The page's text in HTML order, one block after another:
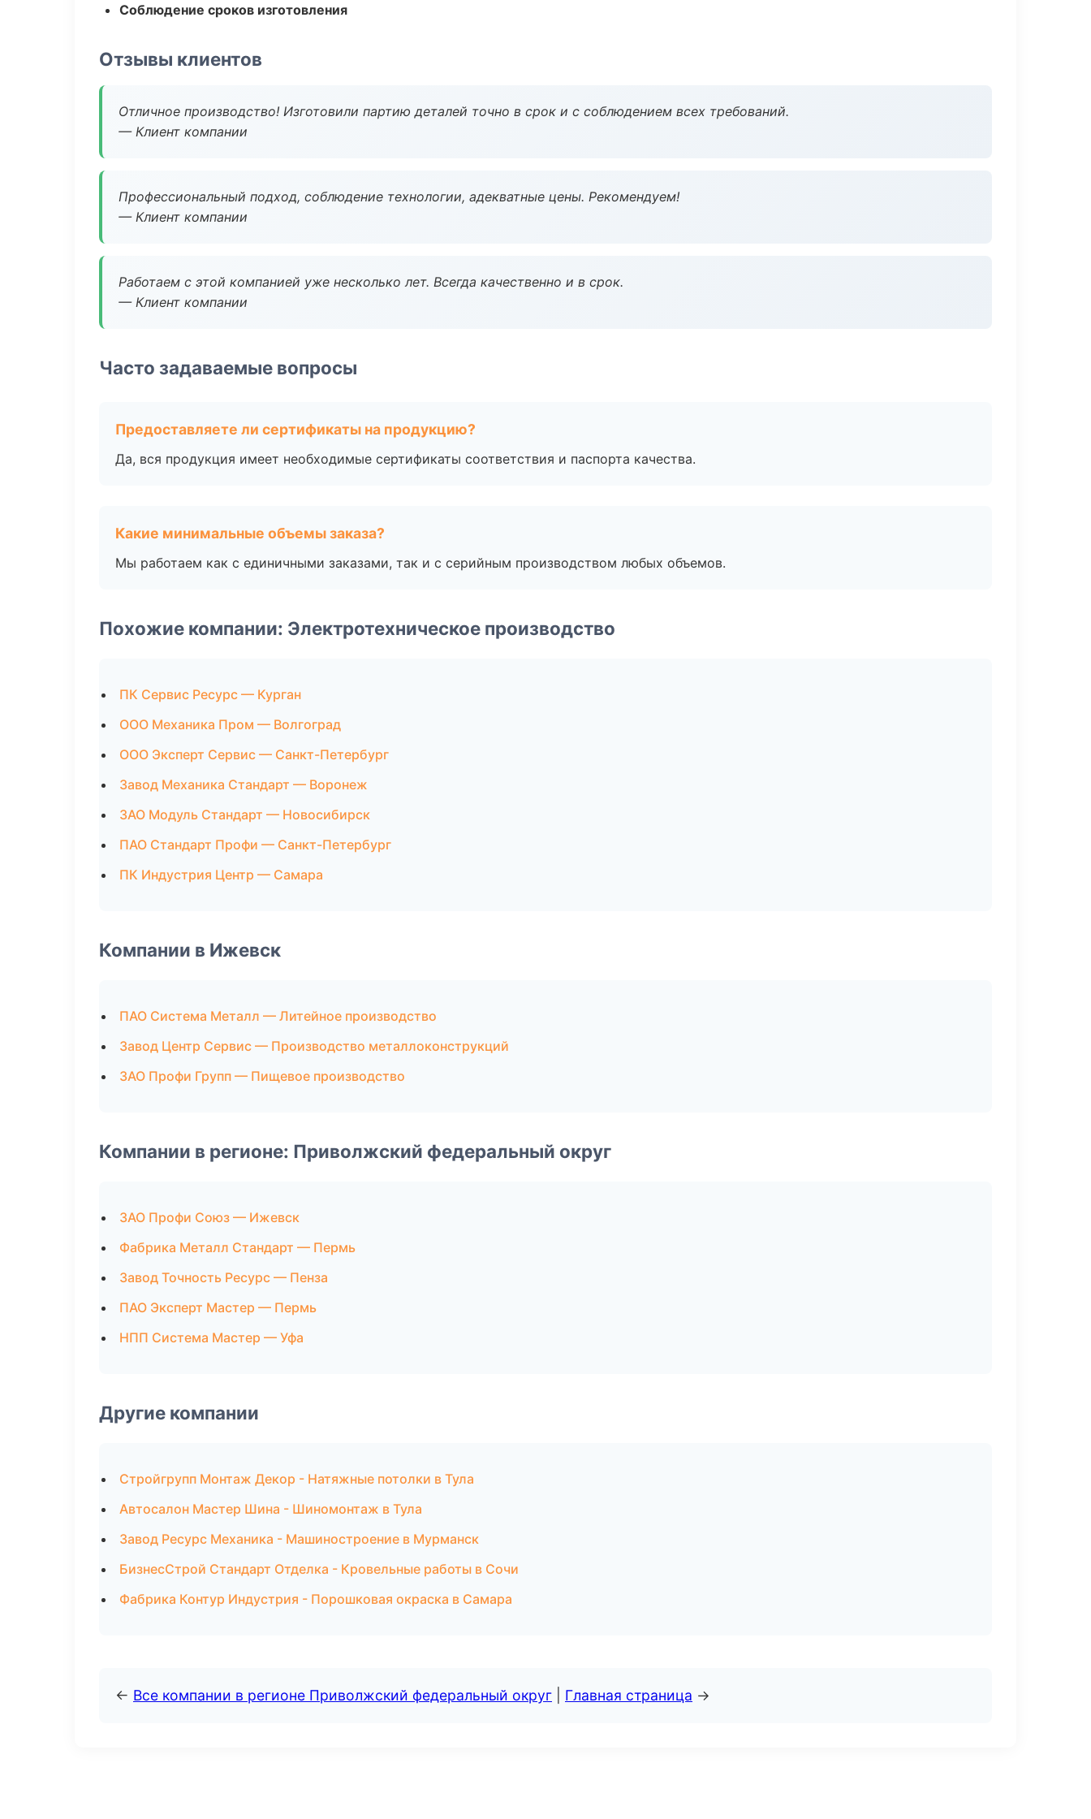
Соблюдение сроков изготовления
Отзывы клиентов
Отличное производство! Изготовили партию деталей точно в срок и с соблюдением всех требований.
— Клиент компании
Профессиональный подход, соблюдение технологии, адекватные цены. Рекомендуем!
— Клиент компании
Работаем с этой компанией уже несколько лет. Всегда качественно и в срок.
— Клиент компании
Часто задаваемые вопросы
Предоставляете ли сертификаты на продукцию?
Да, вся продукция имеет необходимые сертификаты соответствия и паспорта качества.
Какие минимальные объемы заказа?
Мы работаем как с единичными заказами, так и с серийным производством любых объемов.
Похожие компании: Электротехническое производство
ПК Сервис Ресурс — Курган
ООО Механика Пром — Волгоград
ООО Эксперт Сервис — Санкт-Петербург
Завод Механика Стандарт — Воронеж
ЗАО Модуль Стандарт — Новосибирск
ПАО Стандарт Профи — Санкт-Петербург
ПК Индустрия Центр — Самара
Компании в Ижевск
ПАО Система Металл — Литейное производство
Завод Центр Сервис — Производство металлоконструкций
ЗАО Профи Групп — Пищевое производство
Компании в регионе: Приволжский федеральный округ
ЗАО Профи Союз — Ижевск
Фабрика Металл Стандарт — Пермь
Завод Точность Ресурс — Пенза
ПАО Эксперт Мастер — Пермь
НПП Система Мастер — Уфа
Другие компании
Стройгрупп Монтаж Декор - Натяжные потолки в Тула
Автосалон Мастер Шина - Шиномонтаж в Тула
Завод Ресурс Механика - Машиностроение в Мурманск
БизнесСтрой Стандарт Отделка - Кровельные работы в Сочи
Фабрика Контур Индустрия - Порошковая окраска в Самара
← Все компании в регионе Приволжский федеральный округ Главная страница →